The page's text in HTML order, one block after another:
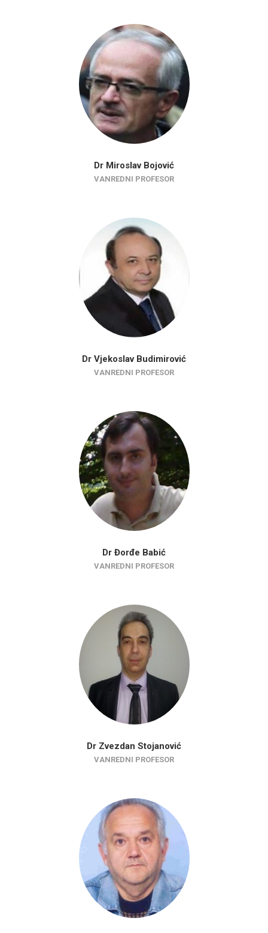
Dr Miroslav Bojović
VANREDNI PROFESOR
Dr Vjekoslav Budimirović
VANREDNI PROFESOR
Dr Đorđe Babić
VANREDNI PROFESOR
Dr Zvezdan Stojanović
VANREDNI PROFESOR